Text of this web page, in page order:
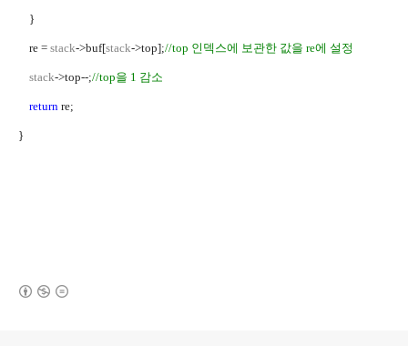
}
re = stack->buf[stack->top];//top 인덱스에 보관한 값을 re에 설정
stack->top--;//top을 1 감소
return re;
}